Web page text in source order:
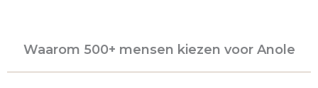
Waarom 500+ mensen kiezen voor Anole